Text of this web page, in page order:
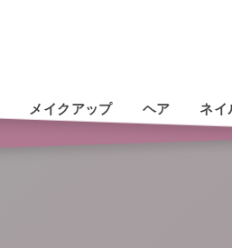
メイクアップ ヘア ネイ